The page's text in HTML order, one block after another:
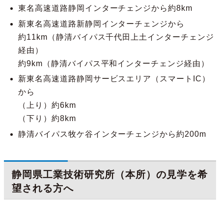
東名高速道路静岡インターチェンジから約8km
新東名高速道路新静岡インターチェンジから
約11km（静清バイパス千代田上土インターチェンジ
経由）
約9km（静清バイパス平和インターチェンジ経由）
新東名高速道路静岡サービスエリア（スマートIC）
から
（上り）約6km
（下り）約8km
静清バイパス牧ケ谷インターチェンジから約200m
静岡県工業技術研究所（本所）の見学を希
望される方へ